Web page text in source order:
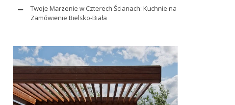
Twoje Marzenie w Czterech Ścianach: Kuchnie na
Zamówienie Bielsko-Biała